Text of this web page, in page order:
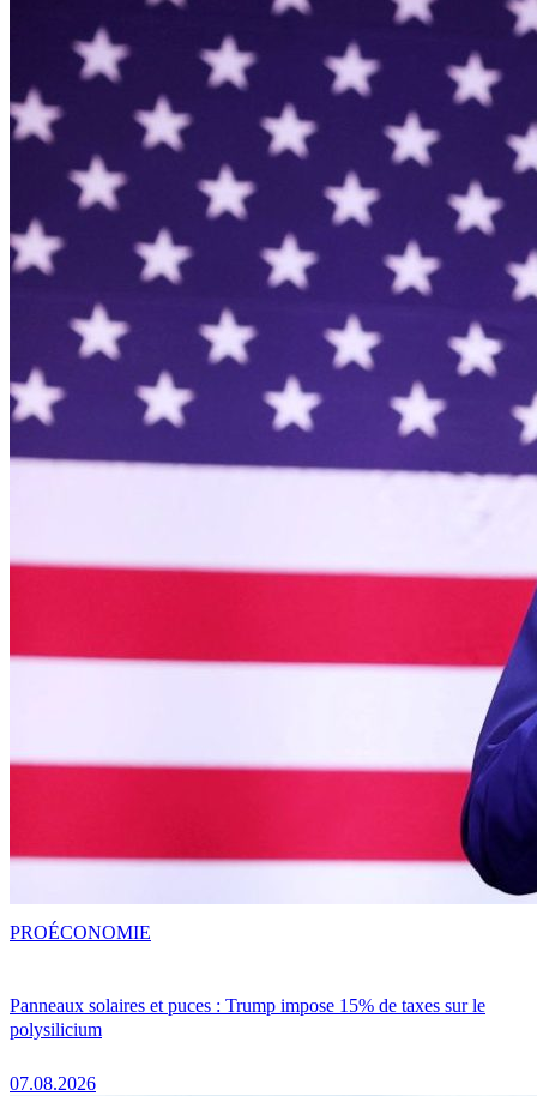
Panneaux solaires et puces : Trump impose 15% de taxes sur le
polysilicium
07.08.2026
PROÉCONOMIE